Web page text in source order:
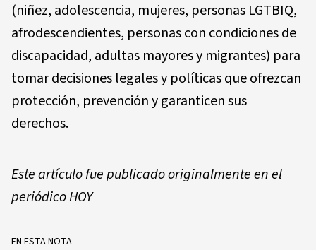
(niñez, adolescencia, mujeres, personas LGTBIQ,
afrodescendientes, personas con condiciones de
discapacidad, adultas mayores y migrantes) para
tomar decisiones legales y políticas que ofrezcan
protección, prevención y garanticen sus
derechos.
Este artículo fue publicado originalmente en el
periódico HOY
EN ESTA NOTA